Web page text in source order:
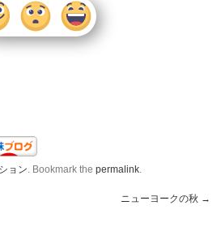
ョン. Bookmark the permalink.
ニューヨークの秋 →